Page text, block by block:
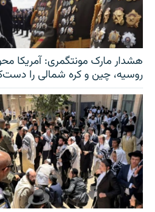
هشدار مارک مونتگمری: آمریکا
روسیه، چین و کره شمالی را